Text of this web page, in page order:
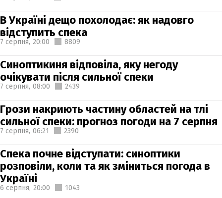
В Україні дещо похолодає: як надовго
відступить спека
7 серпня, 20:00 8809
Синоптикиня відповіла, яку негоду
очікувати після сильної спеки
7 серпня, 08:00 2439
Грози накриють частину областей на тлі
сильної спеки: прогноз погоди на 7 серпня
7 серпня, 06:21 2390
Спека почне відступати: синоптики
розповіли, коли та як зміниться погода в
Україні
6 серпня, 20:00 1043